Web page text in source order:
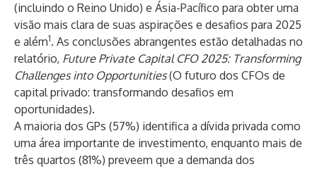
(incluindo o Reino Unido) e Ásia-Pacífico para obter uma
visão mais clara de suas aspirações e desafios para 2025
e além1. As conclusões abrangentes estão detalhadas no
relatório, Future Private Capital CFO 2025: Transforming
Challenges into Opportunities(O futuro dos CFOs de
capital privado: transformando desafios em
oportunidades).
A maioria dos GPs (57%) identifica a dívida privada como
uma área importante de investimento, enquanto mais de
três quartos (81%) preveem que a demanda dos